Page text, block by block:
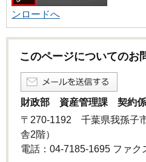
ンロードへ
このページについてのお
財政部 資産管理課 契約係
〒270-1192 千葉県我孫子
舎2階）
電話：04-7185-1695 ファク